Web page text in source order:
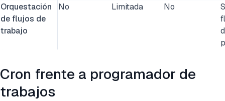
Orquestación
de flujos de
trabajo
No Limitada No
Cron frente a programador de
trabajos